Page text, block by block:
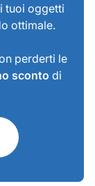
tuoi oggetti
ottimale.
perderti le
sconto di